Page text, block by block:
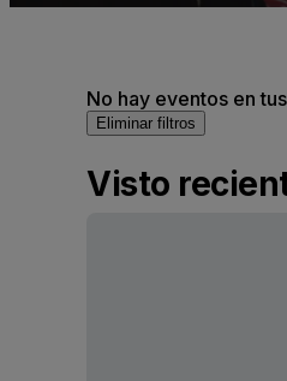
No hay eventos en
Eliminar filtros
Visto